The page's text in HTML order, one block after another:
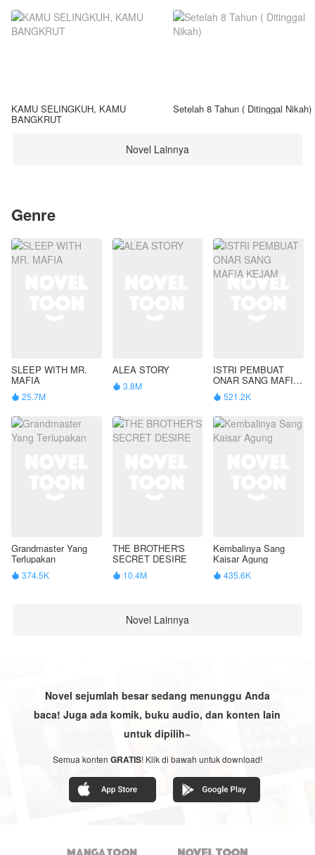
KAMU SELINGKUH, KAMU
BANGKRUT
Setelah 8 Tahun ( Ditinggal Nikah)
Novel Lainnya
Genre
SLEEP WITH MR.
MAFIA
 25.7M
ALEA STORY
 3.8M
ISTRI PEMBUAT
ONAR SANG MAFIA
KEJAM
 521.2K
Grandmaster Yang
Terlupakan
 374.5K
THE BROTHER'S
SECRET DESIRE
 10.4M
Kembalinya Sang
Kaisar Agung
 435.6K
Novel Lainnya
Novel sejumlah besar sedang menunggu Anda
baca! Juga ada komik, buku audio, dan konten lain
untuk dipilih~
Semua konten GRATIS! Klik di bawah untuk download!